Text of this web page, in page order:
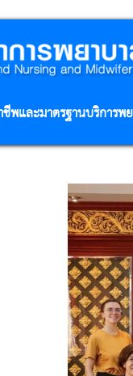
พและมาตรฐานบริการพ